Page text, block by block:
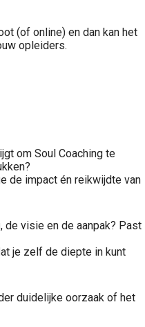
(of online) en dan kan het
opleiders.
om Soul Coaching te
de impact én reikwijdte van
de visie en de aanpak? Past
je zelf de diepte in kunt
duidelijke oorzaak of het